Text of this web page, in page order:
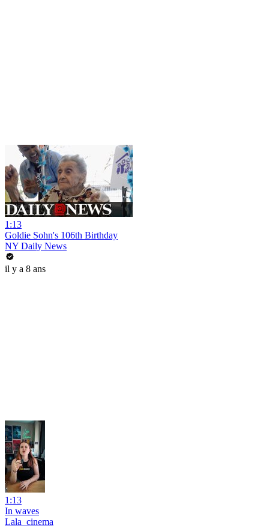
1:13
Goldie Sohn's 106th Birthday
NY Daily News
il y a 8 ans
1:13
In waves
Lala_cinema